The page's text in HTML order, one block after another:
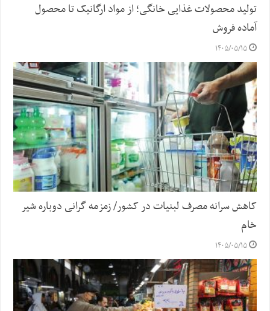
تولید محصولات غذایی خانگی؛ از مواد ارگانیک تا محصول
آماده فروش
۱۴۰۵/۰۵/۱۵
کاهش سرانه مصرف لبنیات در کشور/ زمزمه گرانی دوباره شیر
خام
۱۴۰۵/۰۵/۱۵